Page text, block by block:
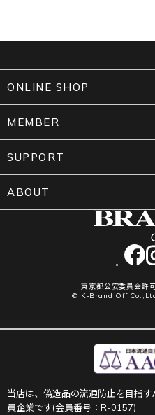
facebook
東京都公安委員会
© K-Brand Off
ONLINE SHOP
MEMBER
SUPPORT
ABOUT
当店は、偽造品の流通防止を目指
員企業です(会員番号：R-0157)